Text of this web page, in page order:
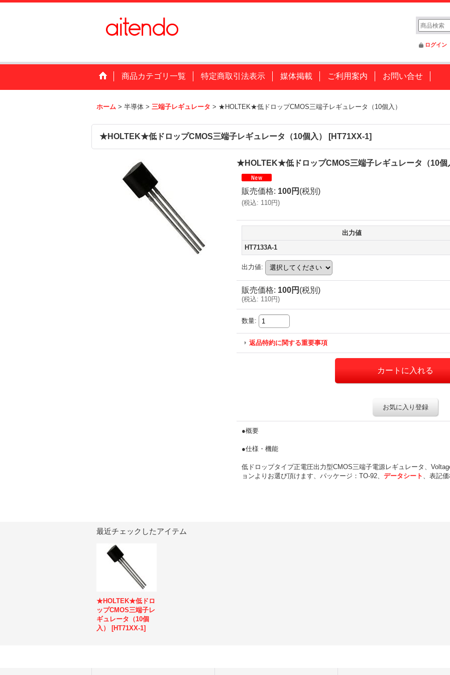
ログイン
商品カテゴリ一覧 特定商取引法表示 媒体掲載 ご利用案内 お問い合せ
ホーム > 半導体 > 三端子レギュレータ > ★HOLTEK★低ドロップCMOS三端子レギュレータ（10個入）
★HOLTEK★低ドロップCMOS三端子レギュレータ（10個入） [HT71XX-1]
★HOLTEK★低ドロップCMOS三端子レギュレータ（10個
販売価格: 100円 (税別)
(税込: 110円)
出力値
HT7133A-1
出力値:
販売価格: 100円 (税別)
(税込: 110円)
数量:
返品特約に関する重要事項
お気に入り登録
●概要
●仕様・機能
低ドロップタイプ正電圧出力型CMOS三端子電源レギュレータ、
ョンよりお選び頂けます、パッケージ：TO-92、 データシート 、表記
最近チェックしたアイテム
★HOLTEK★低ドロ
ップCMOS三端子レ
ギュレータ（10個
入）
[HT71XX-1]